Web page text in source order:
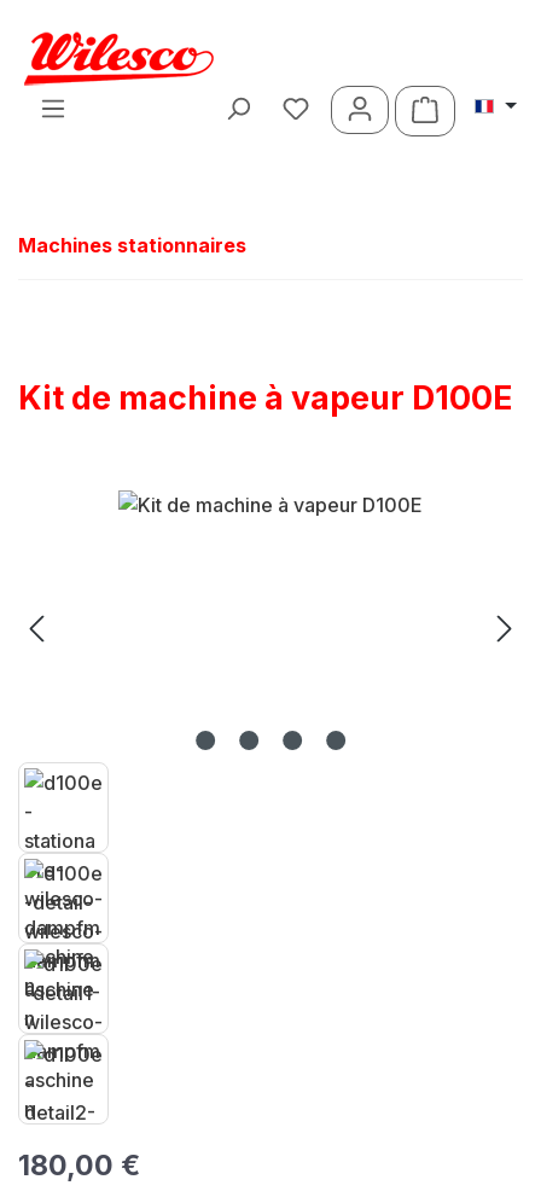
Passer au contenu principal
Le panier
Machines stationnaires
Kit de machine à vapeur D100E
Ignorer la galerie d'images
Prix régulier :
180,00 €